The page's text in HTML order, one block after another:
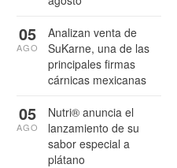
Analizan venta de
SuKarne, una de las
principales firmas
cárnicas mexicanas
05
AGO
Nutri® anuncia el
lanzamiento de su
sabor especial a
plátano
05
AGO